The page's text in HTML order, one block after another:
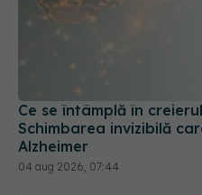
Ce se întâmplă în
Schimbarea invizibilă
Alzheimer